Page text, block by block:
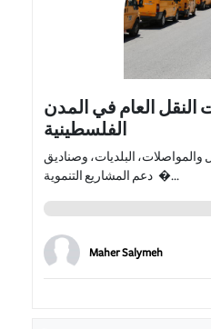
العام في المدن
الفلسطينية
والمواصلات، البلديات، وصناديق
دعم المشاريع التنموية �...
Maher Salymeh